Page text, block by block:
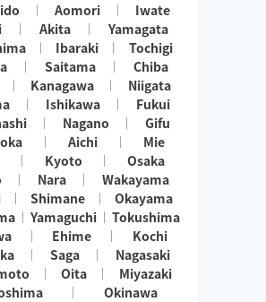
Aomori
Iwate
Akita
Yamagata
Ibaraki
Tochigi
Saitama
Chiba
Kanagawa
Niigata
Ishikawa
Fukui
Nagano
Gifu
Aichi
Mie
Kyoto
Osaka
Nara
Wakayama
Shimane
Okayama
Yamaguchi
Tokushima
Ehime
Kochi
Saga
Nagasaki
Oita
Miyazaki
Okinawa